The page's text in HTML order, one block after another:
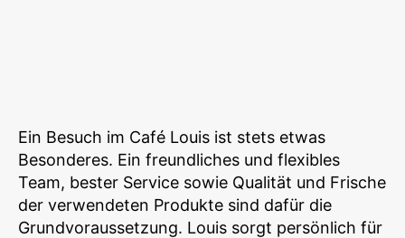
Ein Besuch im Café Louis ist stets etwas
Besonderes. Ein freundliches und flexibles
Team, bester Service sowie Qualität und Frische
der verwendeten Produkte sind dafür die
Grundvoraussetzung. Louis sorgt persönlich für